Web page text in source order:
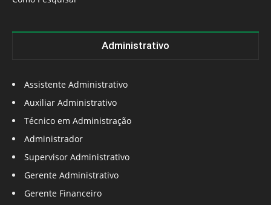
Administrativo
Assistente Administrativo
Auxiliar Administrativo
Técnico em Administração
Administrador
Supervisor Administrativo
Gerente Administrativo
Gerente Financeiro